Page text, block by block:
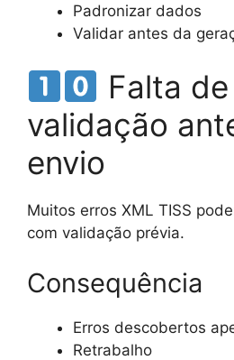
Padronizar dados
Validar antes da
Falta de
validação
envio
Muitos erros XML TISS
com validação prévia.
Consequência
Erros descobertos
Retrabalho